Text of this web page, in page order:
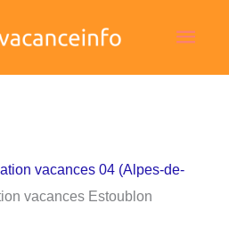
vacances 04 (Alpes-de-
vacances Estoublon